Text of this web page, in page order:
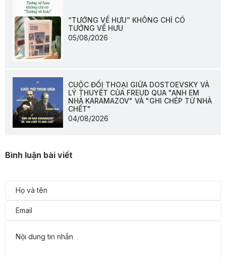
“TƯỚNG VỀ HƯU” KHÔNG CHỈ CÓ
TƯỚNG VỀ HƯU
05/08/2026
CUỘC ĐỐI THOẠI GIỮA DOSTOEVSKY VÀ
LÝ THUYẾT CỦA FREUD QUA "ANH EM
NHÀ KARAMAZOV" VÀ "GHI CHÉP TỪ NHÀ
CHẾT"
04/08/2026
Bình luận bài viết